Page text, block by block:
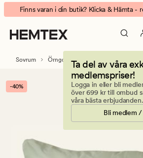
Eden
örngott
satin
Animerad
banner.
Klicka
på
att
pausa.
Finns varan i din butik? Klicka & Hämta -
Ta del av våra
medlemspriser!
Logga in eller bli
över 699 kr till ombud
våra bästa erbjudanden.
Bli medlem
Sovrum Örngott Satin örngott
-40%